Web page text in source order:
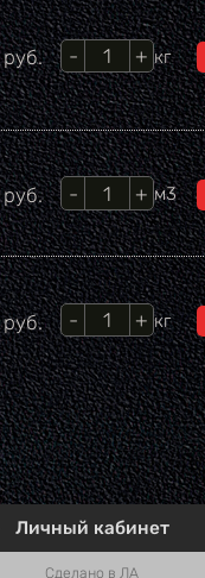
руб. Кол-во кг
руб. Кол-во м3
руб. Кол-во кг
Личный кабинет
Сделано в ЛА